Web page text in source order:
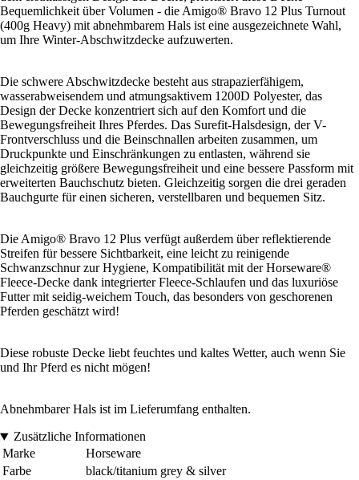
Bequemlichkeit über Volumen - die Amigo® Bravo 12 Plus Turnout
(400g Heavy) mit abnehmbarem Hals ist eine ausgezeichnete Wahl,
um Ihre Winter-Abschwitzdecke aufzuwerten.
Die schwere Abschwitzdecke besteht aus strapazierfähigem,
wasserabweisendem und atmungsaktivem 1200D Polyester, das
Design der Decke konzentriert sich auf den Komfort und die
Bewegungsfreiheit Ihres Pferdes. Das Surefit-Halsdesign, der V-
Frontverschluss und die Beinschnallen arbeiten zusammen, um
Druckpunkte und Einschränkungen zu entlasten, während sie
gleichzeitig größere Bewegungsfreiheit und eine bessere Passform mit
erweiterten Bauchschutz bieten. Gleichzeitig sorgen die drei geraden
Bauchgurte für einen sicheren, verstellbaren und bequemen Sitz.
Die Amigo® Bravo 12 Plus verfügt außerdem über reflektierende
Streifen für bessere Sichtbarkeit, eine leicht zu reinigende
Schwanzschnur zur Hygiene, Kompatibilität mit der Horseware®
Fleece-Decke dank integrierter Fleece-Schlaufen und das luxuriöse
Futter mit seidig-weichem Touch, das besonders von geschorenen
Pferden geschätzt wird!
Diese robuste Decke liebt feuchtes und kaltes Wetter, auch wenn Sie
und Ihr Pferd es nicht mögen!
Abnehmbarer Hals ist im Lieferumfang enthalten.
Zusätzliche Informationen
Marke
Horseware
Farbe
black/titanium grey & silver